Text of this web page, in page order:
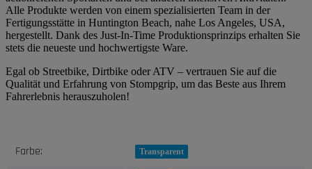
Alle Produkte werden von einem spezialisierten Team in der
Fertigungsstätte in Huntington Beach, nahe Los Angeles, USA,
hergestellt. Dank des Just-In-Time Produktionsprinzips erhalten Sie
stets die neueste und hochwertigste Ware.
Egal ob Streetbike, Dirtbike oder ATV – vertrauen Sie auf die
Qualität und Erfahrung von Stompgrip, um das Beste aus Ihrem
Fahrerlebnis herauszuholen!
Produkteigenschaft
Wert
Farbe: Transparent